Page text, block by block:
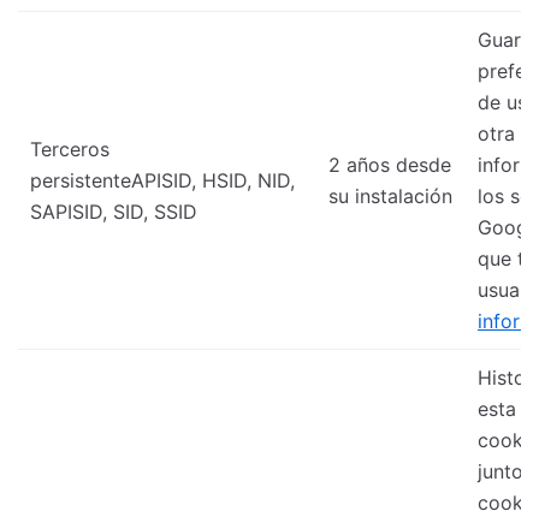
Terceros
persistenteAPISID, HSID, NID,
SAPISID, SID, SSID
2 años desde
su instalación
de
otra
los
que
esta
junto